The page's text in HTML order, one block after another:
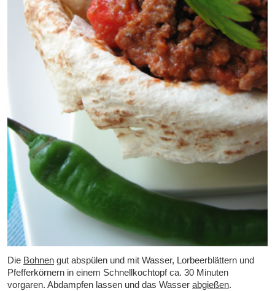
Die Bohnen gut abspülen und mit Wasser, Lorbeerblättern und
Pfefferkörnern in einem Schnellkochtopf ca. 30 Minuten
vorgaren. Abdampfen lassen und das Wasser abgießen.